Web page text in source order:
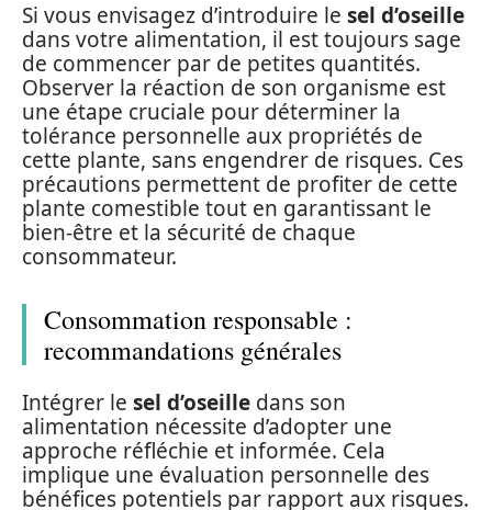
Si vous envisagez d’introduire le sel d’oseille
dans votre alimentation, il est toujours sage
de commencer par de petites quantités.
Observer la réaction de son organisme est
une étape cruciale pour déterminer la
tolérance personnelle aux propriétés de
cette plante, sans engendrer de risques. Ces
précautions permettent de profiter de cette
plante comestible tout en garantissant le
bien-être et la sécurité de chaque
consommateur.
Consommation responsable :
recommandations générales
Intégrer le sel d’oseille dans son
alimentation nécessite d’adopter une
approche réfléchie et informée. Cela
implique une évaluation personnelle des
bénéfices potentiels par rapport aux risques.